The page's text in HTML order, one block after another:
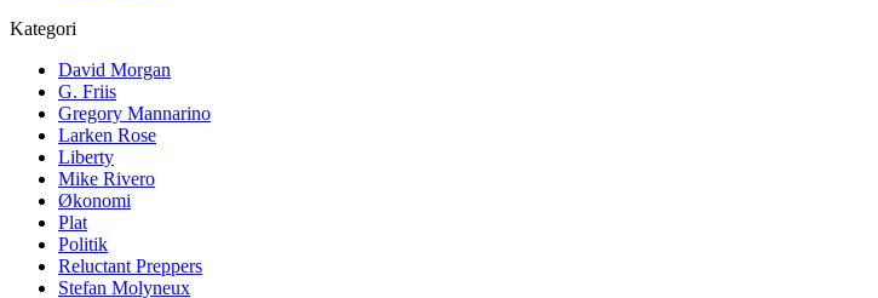
Kategori
David Morgan
G. Friis
Gregory Mannarino
Larken Rose
Liberty
Mike Rivero
Økonomi
Plat
Politik
Reluctant Preppers
Stefan Molyneux